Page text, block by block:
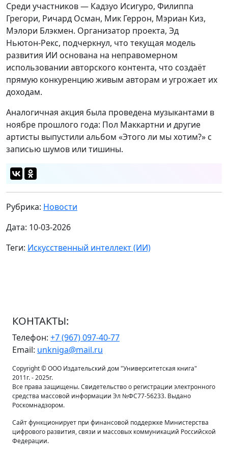
Среди участников — Кадзуо Исигуро, Филиппа
Грегори, Ричард Осман, Мик Геррон, Мэриан Киз,
Мэлори Блэкмен. Организатор проекта, Эд
Ньютон‑Рекс, подчеркнул, что текущая модель
развития ИИ основана на неправомерном
использовании авторского контента, что создаёт
прямую конкуренцию живым авторам и угрожает их
доходам.
Аналогичная акция была проведена музыкантами в
ноябре прошлого года: Пол Маккартни и другие
артисты выпустили альбом «Этого ли мы хотим?» с
записью шумов или тишины.
Рубрика: Новости
Дата: 10-03-2026
Теги: Искусственный интеллект (ИИ)
КОНТАКТЫ:
Телефон: +7 (967) 097-40-77
Email: unkniga@mail.ru
Copyright © ООО Издательский дом "Университетская книга"
2011г. - 2025г.
Все права защищены. Свидетельство о регистрации электронного
средства массовой информации Эл №ФС77-56233. Выдано
Роскомнадзором.
Сайт функционирует при финансовой поддержке Министерства
цифрового развития, связи и массовых коммуникаций Российской
Федерации.